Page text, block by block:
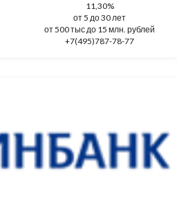
11,30%
от 5 до 30 лет
от 500 тыс до 15 млн. рублей
+7(495)787-78-77